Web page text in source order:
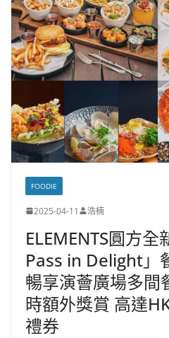
FOODIE
2025-04-11 浩楠
ELEMENTS圓方
Pass in Delight」
暢享演薈廣場多間
時額外獎賞 高達
禮券